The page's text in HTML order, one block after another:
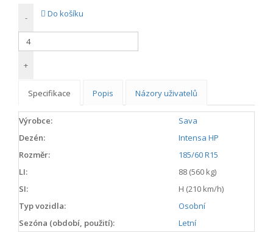
-
+
Do košíku
Specifikace Popis Názory uživatelů
Výrobce:
Sava
Dezén:
Intensa HP
Rozměr:
185/60 R15
LI:
88 (560 kg)
SI:
H (210 km/h)
Typ vozidla:
Osobní
Sezóna (období, použití):
Letní